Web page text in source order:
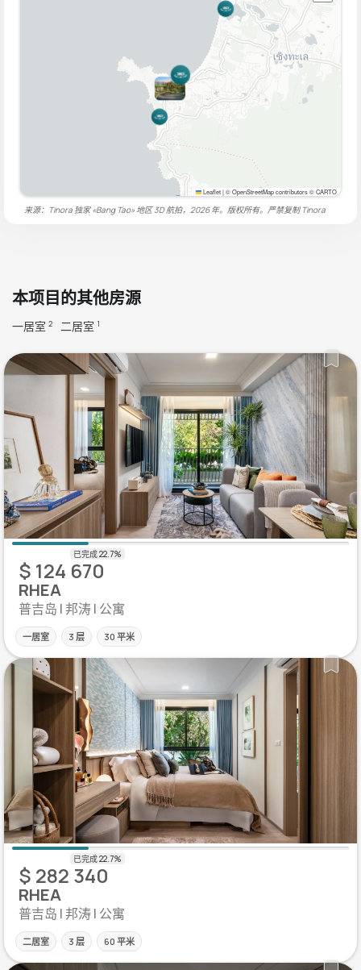
Leaflet|© OpenStreetMap contributors © CARTO
来源：Tinora 独家 «Bang Tao» 地区 3D 航拍，2026 年。版权所有。严禁复制Tinora
本项目的其他房源
一居室 2 二居室 1
$ 124 670
RHEA
普吉岛 | 邦涛 | 公寓
一居室 3 层 30 平米
$ 282 340
RHEA
普吉岛 | 邦涛 | 公寓
二居室 3 层 60 平米